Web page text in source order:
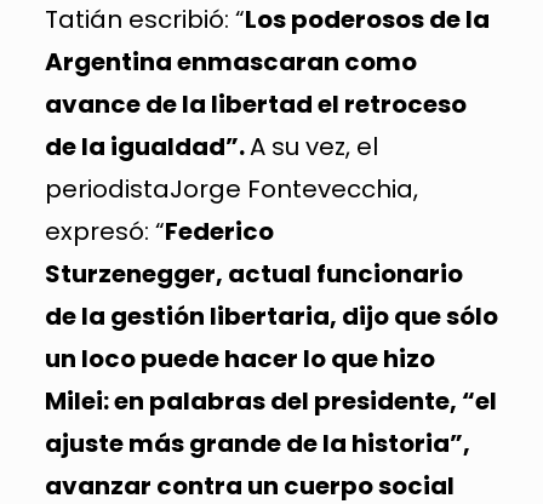
Tatián escribió: “Los poderosos de la
Argentina enmascaran como
avance de la libertad el retroceso
de la igualdad”.A su vez, el
periodistaJorge Fontevecchia,
expresó: “Federico
Sturzenegger, actual funcionario
de la gestión libertaria, dijo que sólo
un loco puede hacer lo que hizo
Milei: en palabras del presidente, “el
ajuste más grande de la historia”,
avanzar contra un cuerpo social